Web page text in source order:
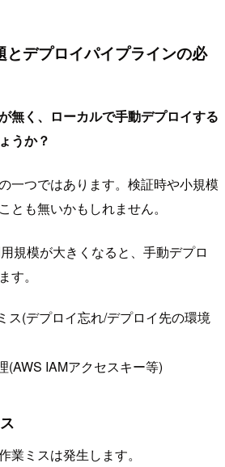
とデプロイパイプラインの必
無く、ローカルで手動デプロイする
うか？
一つではあります。検証時や小規模
とも無いかもしれません。
規模が大きくなると、手動デプロ
す。
ス(デプロイ忘れ/デプロイ先の環境
(AWS IAMアクセスキー等)
業ミスは発生します。